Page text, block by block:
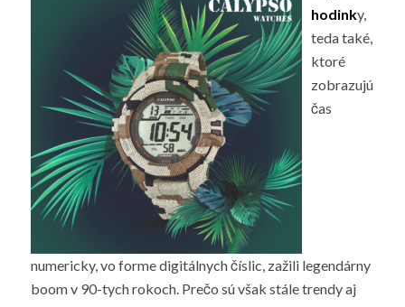
hodinky,
teda také,
ktoré
zobrazujú
čas
numericky, vo forme digitálnych číslic, zažili legendárny
boom v 90-tych rokoch. Prečo sú však stále trendy aj